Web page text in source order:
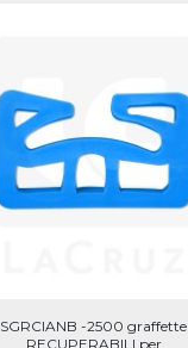
SGRCIANB -2500 graffette
RECUPERABILI per